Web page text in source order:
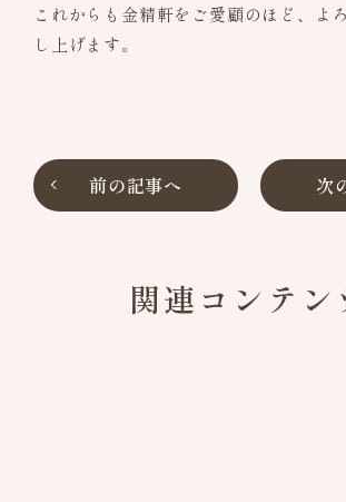
これからも金精軒をご愛顧のほど、よ
し上げます。
前の記事へ 次
関連コンテン